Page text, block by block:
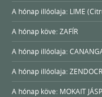
A hónap illóolaja: LIME
A hónap köve: ZAFÍR
A hónap illóolaja:
A hónap illóolaja:
A hónap köve: MOKAIT